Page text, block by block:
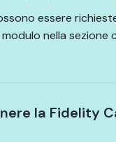
essere
nella
la Fidelity